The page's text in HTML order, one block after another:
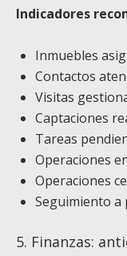
Indicadores
Inmuebles
Contactos
Visitas
Captaciones
Tareas
Operaciones
Operaciones
Seguimiento
5. Finanzas: